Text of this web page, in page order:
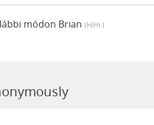
módon Brian (hím )